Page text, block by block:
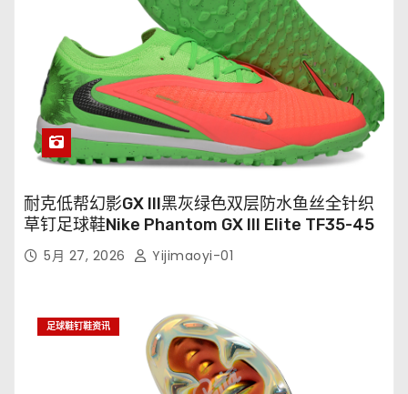
耐克低帮幻影GX III黑灰绿色双层防水鱼丝全针织
草钉足球鞋Nike Phantom GX III Elite TF35-45
5月 27, 2026 Yijimaoyi-01
足球鞋钉鞋资讯